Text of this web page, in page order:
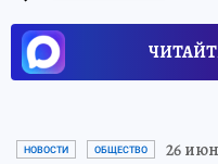
НОВОСТИ ОБЩЕСТВО 26